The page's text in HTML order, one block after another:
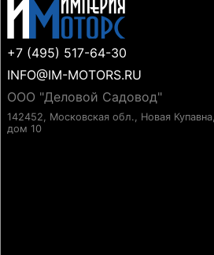
+7 (495) 517-64-30
INFO@IM-MOTORS.RU
ООО "Деловой Садовод"
142452, Московская обл., Новая Купавна,
дом 10